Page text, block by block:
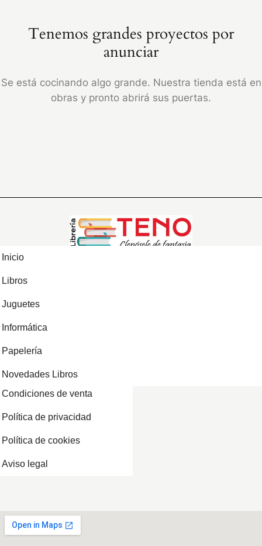
Tenemos grandes proyectos por
anunciar
Se está cocinando algo grande. Nuestra tienda está en
obras y pronto abrirá sus puertas.
Inicio
Libros
Juguetes
Informática
Papelería
Novedades Libros
Condiciones de venta
Política de privacidad
Política de cookies
Aviso legal